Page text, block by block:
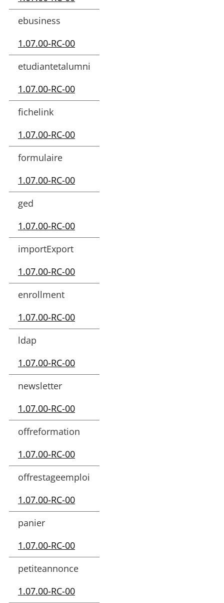
ebusiness
1.07.00-RC-00
etudiantetalumni
1.07.00-RC-00
fichelink
1.07.00-RC-00
formulaire
1.07.00-RC-00
ged
1.07.00-RC-00
importExport
1.07.00-RC-00
enrollment
1.07.00-RC-00
ldap
1.07.00-RC-00
newsletter
1.07.00-RC-00
offreformation
1.07.00-RC-00
offrestageemploi
1.07.00-RC-00
panier
1.07.00-RC-00
petiteannonce
1.07.00-RC-00